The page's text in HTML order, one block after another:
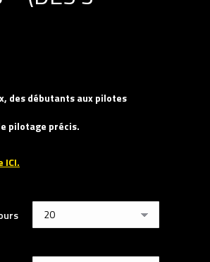
des débutants aux pilotes
pilotage précis.
ICI.